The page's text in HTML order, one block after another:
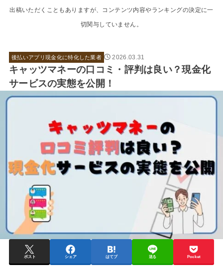
出稿いただくこともありますが、コンテンツ内容やランキングの決定に一
切関与していません。
後払いアプリ現金化に特化した業者 2026.03.31
キャッツマネーの口コミ・評判は良い？現金化
サービスの実態を公開！
ポスト シェア はてブ 送る Pocket